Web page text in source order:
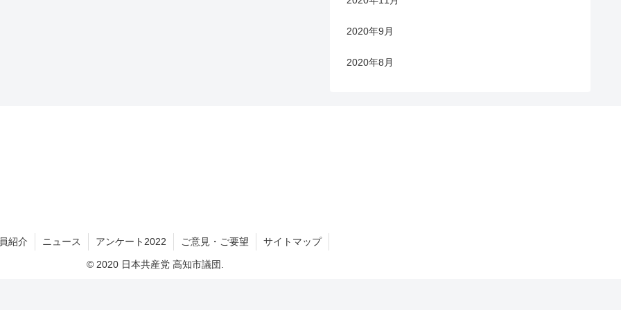
2020年9月
2020年8月
紹介 ニュース アンケート2022 ご意見・ご要望 サイトマップ
© 2020 日本共産党 高知市議団.